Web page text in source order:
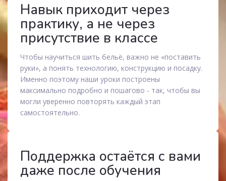
Навык приходит через
практику, а не через
присутствие в классе
Чтобы научиться шить бельё, важно не «поставить
руки», а понять технологию, конструкцию и посадку.
Именно поэтому наши уроки построены
максимально подробно и пошагово - так, чтобы вы
могли уверенно повторять каждый этап
самостоятельно.
Поддержка остаётся с вами
даже после обучения